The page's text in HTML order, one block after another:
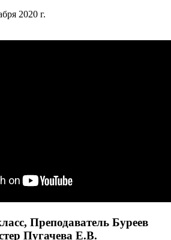
2020 г.
Преподаватель Буреев
Пугачева Е.В.